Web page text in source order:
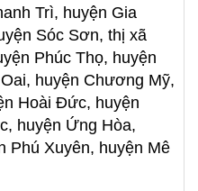
Trì, huyện Gia
Sóc Sơn, thị xã
Phúc Thọ, huyện
huyện Chương Mỹ,
Hoài Đức, huyện
huyện Ứng Hòa,
Phú Xuyên, huyện Mê